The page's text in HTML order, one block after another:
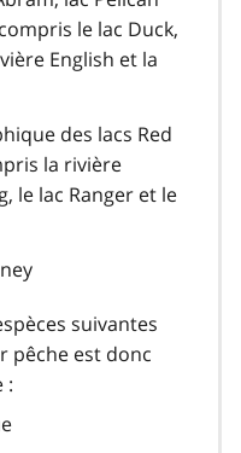
le lac Duck,
English et la
des lacs Red
la rivière
le lac Ranger et le
suivantes
pêche est donc
: